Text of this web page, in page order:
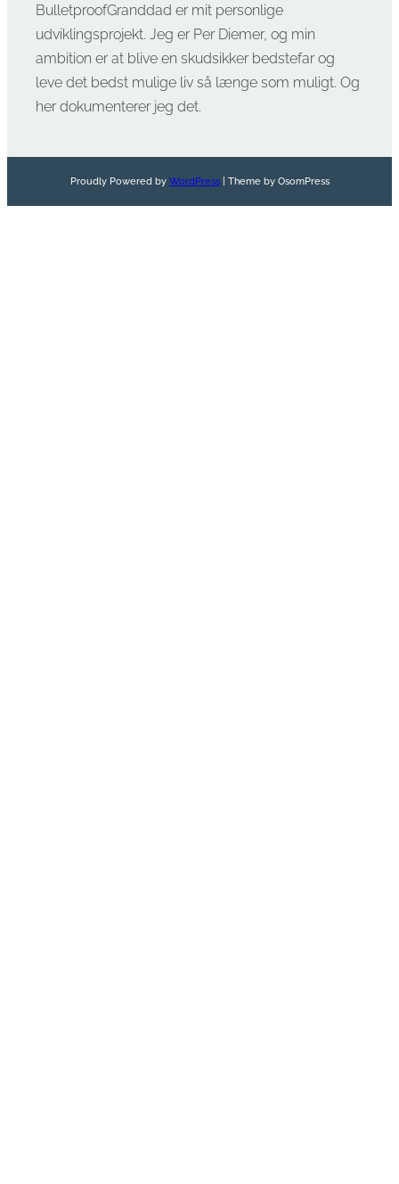
BulletproofGranddad er mit personlige
udviklingsprojekt. Jeg er Per Diemer, og min
ambition er at blive en skudsikker bedstefar og
leve det bedst mulige liv så længe som muligt. Og
her dokumenterer jeg det.
Proudly Powered by WordPress| Theme by OsomPress